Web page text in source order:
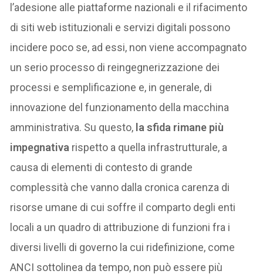
l’adesione alle piattaforme nazionali e il rifacimento
di siti web istituzionali e servizi digitali possono
incidere poco se, ad essi, non viene accompagnato
un serio processo di reingegnerizzazione dei
processi e semplificazione e, in generale, di
innovazione del funzionamento della macchina
amministrativa. Su questo, la sfida rimane più
impegnativa rispetto a quella infrastrutturale, a
causa di elementi di contesto di grande
complessità che vanno dalla cronica carenza di
risorse umane di cui soffre il comparto degli enti
locali a un quadro di attribuzione di funzioni fra i
diversi livelli di governo la cui ridefinizione, come
ANCI sottolinea da tempo, non può essere più